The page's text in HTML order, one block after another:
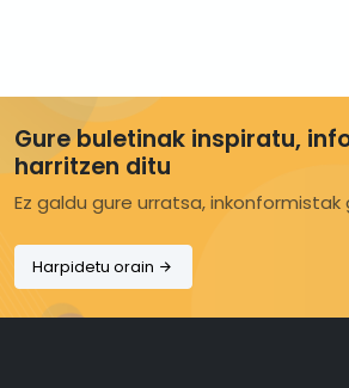
Gure buletinak inspiratu,
harritzen ditu
Ez galdu gure urratsa, inkonformistak
Harpidetu orain